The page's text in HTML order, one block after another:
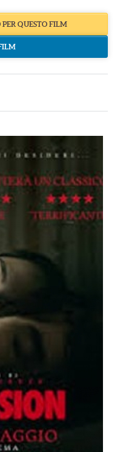
QUESTO FILM